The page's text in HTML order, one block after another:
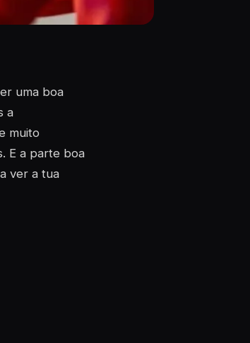
uma boa
a
muito
E a parte boa
ver a tua